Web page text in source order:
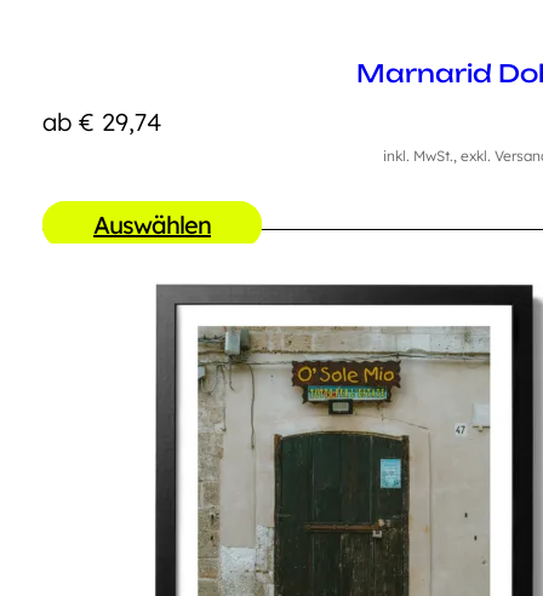
Marnarid
ab € 29,74
inkl. MwSt., exkl.
Auswählen